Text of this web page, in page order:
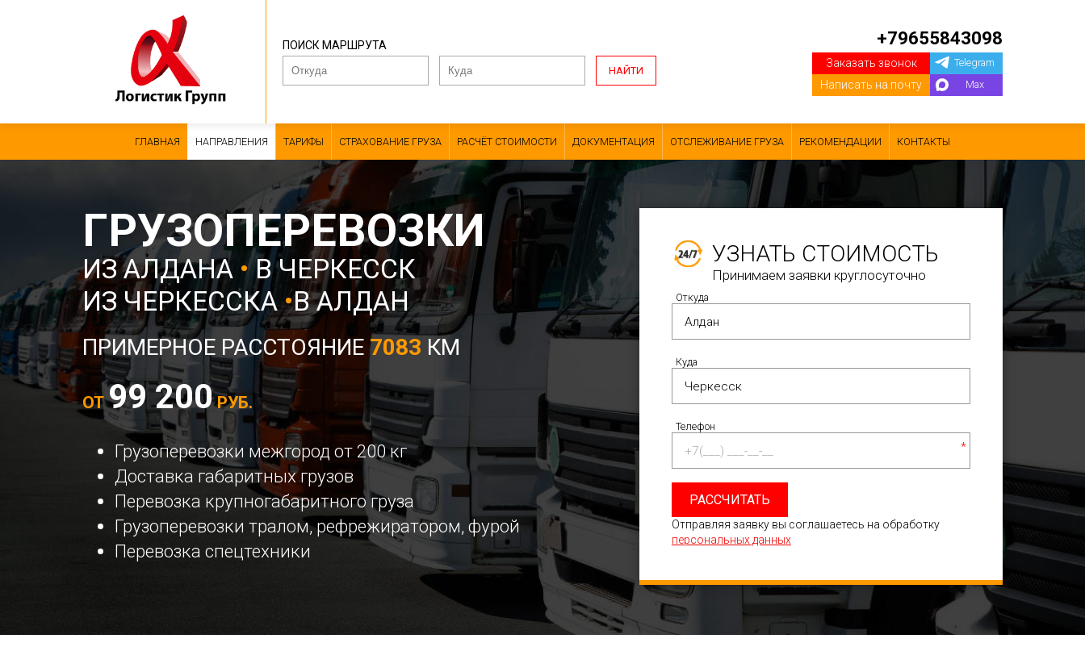
ПОИСК МАРШРУТА
НАЙТИ
+79655843098
Заказать звонок
Написать на почту
Telegram
Max
ГЛАВНАЯ НАПРАВЛЕНИЯ ТАРИФЫ СТРАХОВАНИЕ ГРУЗА РАСЧЁТ СТОИМОСТИ ДОКУМЕНТАЦИЯ ОТСЛЕЖИВАНИЕ ГРУЗА РЕКОМЕНДАЦИИ КОНТАКТЫ
ГРУЗОПЕРЕВОЗКИ
ИЗ АЛДАНА •В ЧЕРКЕССК
ИЗ ЧЕРКЕССКА•В АЛДАН
ПРИМЕРНОЕ РАССТОЯНИЕ7083 КМ
ОТ99 200РУБ.
Грузоперевозки межгород от 200 кг
Доставка габаритных грузов
Перевозка крупногабаритного груза
Грузоперевозки тралом, рефрежиратором, фурой
Перевозка спецтехники
УЗНАТЬ СТОИМОСТЬ
Принимаем заявки круглосуточно
Откуда
Куда
Телефон
*
РАССЧИТАТЬ
Отправляя заявку вы соглашаетесь на обработку
персональных данных